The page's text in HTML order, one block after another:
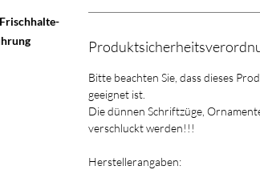
Bitte beachten Sie, dass dieses
geeignet ist.
Die dünnen Schriftzüge,
verschluckt werden!!!
Herstellerangaben: